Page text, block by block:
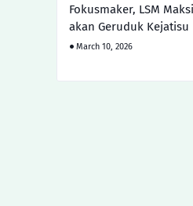
Fokusmaker, LSM
akan Geruduk Kejatisu
March 10, 2026